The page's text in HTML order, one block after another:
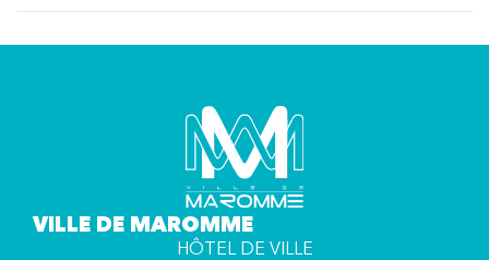
VILLE DE MAROMME
HÔTEL DE VILLE